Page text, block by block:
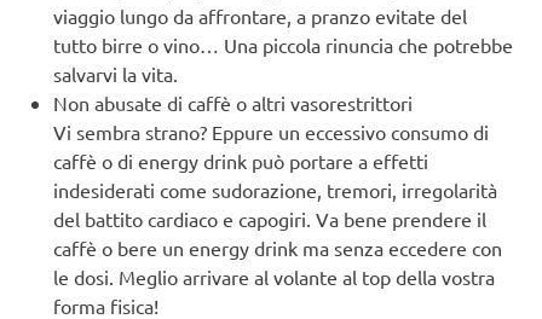
viaggio lungo da affrontare, a pranzo evitate del
tutto birre o vino… Una piccola rinuncia che potrebbe
salvarvi la vita.
Non abusate di caffè o altri vasorestrittori
Vi sembra strano? Eppure un eccessivo consumo di
caffè o di energy drink può portare a effetti
indesiderati come sudorazione, tremori, irregolarità
del battito cardiaco e capogiri. Va bene prendere il
caffè o bere un energy drink ma senza eccedere con
le dosi. Meglio arrivare al volante al top della vostra
forma fisica!